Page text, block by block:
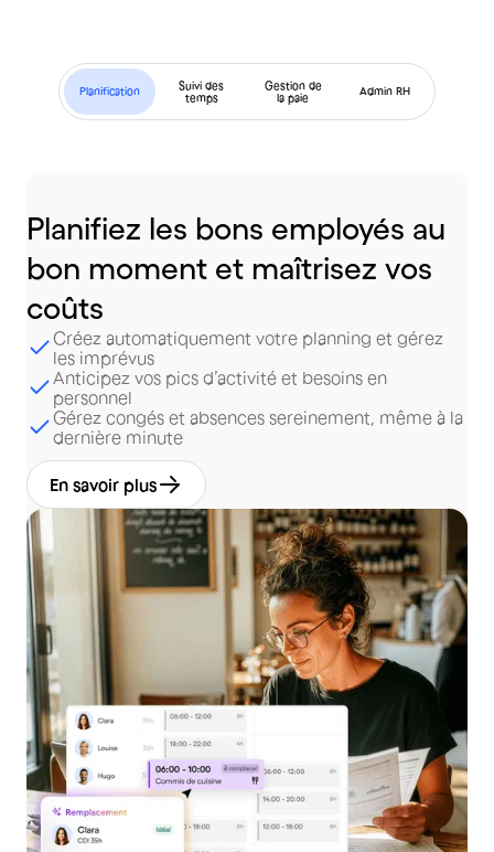
Planification
Suivi des
temps
Gestion de
la paie
Admin RH
Planifiez les bons employés au
bon moment et maîtrisez vos
coûts
Créez automatiquement votre planning et gérez
les imprévus
Anticipez vos pics d’activité et besoins en
personnel
Gérez congés et absences sereinement, même à la
dernière minute
En savoir plus